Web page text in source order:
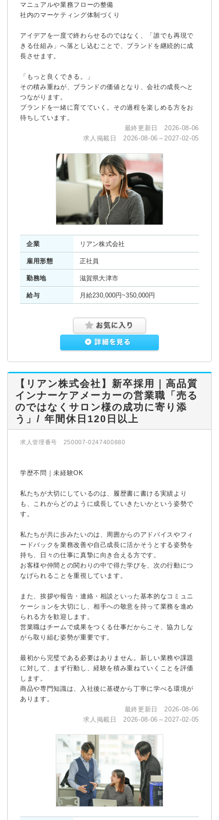
マニュアルや業務フローの整備
社内のマーケティング体制づくり
アイデアを一度で終わらせるのではなく、「誰でも再現で
きる仕組み」へ落とし込むことで、ブランドを継続的に成
長させます。
「もっと良くできる。」
その積み重ねが、ブランドの価値となり、会社の成長へと
つながります。
ブランドを一緒に育てていく。その過程を楽しめる方をお
待ちしています。
最終更新日 2026-08-06
求人掲載日 2026-08-06～2027-02-05
企業 リアン株式会社
雇用形態 正社員
勤務地 滋賀県大津市
給与 月給230,000円~350,000円
【リアン株式会社】新卒採用｜高品質
インナーケアメーカーの営業職「売る
のではなくサロン様の成功に寄り添
う」/ 年間休日120日以上
求人管理番号 250007-0247400880
学歴不問｜未経験OK
私たちが大切にしているのは、履歴書に書ける実績より
も、これからどのように成長していきたいかという姿勢で
す。
私たちが共に歩みたいのは、周囲からのアドバイスやフィ
ードバックを業務改善や自己成長に活かそうとする姿勢を
持ち、日々の仕事に真摯に向き合える方です。
お客様や仲間との関わりの中で得た学びを、次の行動につ
なげられることを重視しています。
また、挨拶や報告・連絡・相談といった基本的なコミュニ
ケーションを大切にし、相手への敬意を持って業務を進め
られる方を歓迎します。
営業職はチームで成果をつくる仕事だからこそ、協力しな
がら取り組む姿勢が重要です。
最初から完璧である必要はありません。新しい業務や課題
に対して、まず行動し、経験を積み重ねていくことを評価
します。
商品や専門知識は、入社後に基礎から丁寧に学べる環境が
あります。
最終更新日 2026-08-06
求人掲載日 2026-08-06～2027-02-05